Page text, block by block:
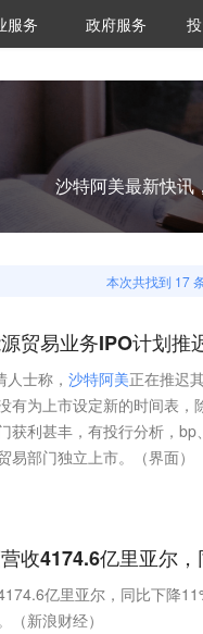
研究院
服务 城市之窗
政府服务 投资
沙特阿美最新快讯
本次共找到 17
贸易业务IPO计划推
士称， 沙特阿美正在推迟
有为上市设定新的时间表
获利甚丰，有投行分析，
易部门独立上市。（界面）
收4174.6亿里亚尔
亿里亚尔，同比下降
（新浪财经）